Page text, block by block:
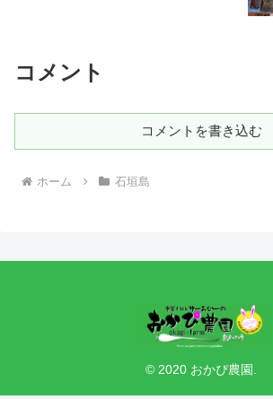
コメント
コメントを書き込む
ホーム 石垣島
© 2020 おかぴ農園.